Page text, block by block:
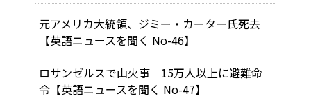
元アメリカ大統領、ジミー・カーター氏死去
【英語ニュースを聞く No-46】
ロサンゼルスで山火事 15万人以上に避難命
令【英語ニュースを聞く No-47】